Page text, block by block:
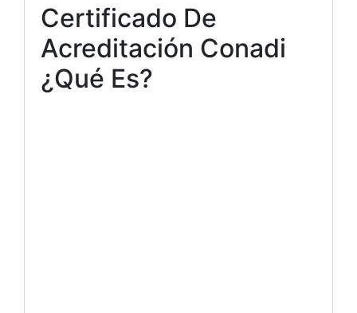
Certificado De
Acreditación Conadi
¿Qué Es?